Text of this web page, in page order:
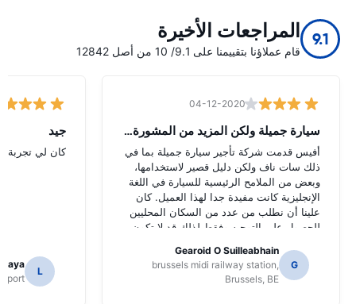
9.1 المراجعات الأخيرة
قام عملاؤنا بتقييمنا على 9.1/ 10 من أصل 12842
04-12-2020
سيارة جميلة ولكن المزيد من المشورة الل
أفيس قدمت شركة تأجير سيارة جميلة بما في
ذلك سات ناف ولكن دليل قصير لاستخدامها،
وبعض من الملامح الرئيسية للسيارة في اللغة
الإنجليزية كانت مفيدة جدا لهذا العميل. كان
علينا أن نطلب من عدد من السكان المحليين
للحصول على التوجيه وفقط لذلك قد لا تكون
G
Gearoid O Suilleabhain
brussels midi railway station,
Brussels, BE
جيد
كان لي تجربة
L